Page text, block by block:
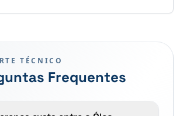
limpo em máquinas têxteis e de
TÉCNICO
Frequentes